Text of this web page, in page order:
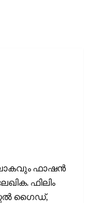
ഫാഷൻ
ഫിലിം
ഗൈഡ്,